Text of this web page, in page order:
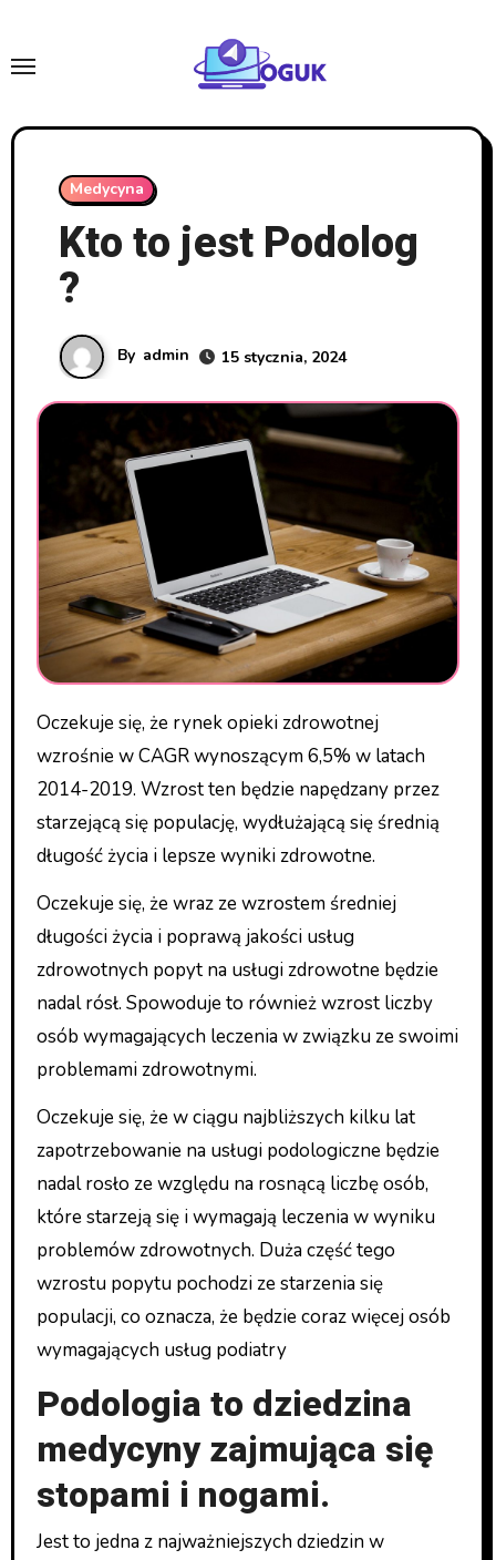
content
Medycyna
Kto to jest Podolog
?
By admin 15 stycznia, 2024
Oczekuje się, że rynek opieki zdrowotnej
wzrośnie w CAGR wynoszącym 6,5% w latach
2014-2019. Wzrost ten będzie napędzany przez
starzejącą się populację, wydłużającą się średnią
długość życia i lepsze wyniki zdrowotne.
Oczekuje się, że wraz ze wzrostem średniej
długości życia i poprawą jakości usług
zdrowotnych popyt na usługi zdrowotne będzie
nadal rósł. Spowoduje to również wzrost liczby
osób wymagających leczenia w związku ze swoimi
problemami zdrowotnymi.
Oczekuje się, że w ciągu najbliższych kilku lat
zapotrzebowanie na usługi podologiczne będzie
nadal rosło ze względu na rosnącą liczbę osób,
które starzeją się i wymagają leczenia w wyniku
problemów zdrowotnych. Duża część tego
wzrostu popytu pochodzi ze starzenia się
populacji, co oznacza, że będzie coraz więcej osób
wymagających usług podiatry
Podologia to dziedzina
medycyny zajmująca się
stopami i nogami.
Jest to jedna z najważniejszych dziedzin w